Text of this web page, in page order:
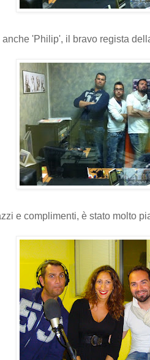
'Philip', il bravo regista
e complimenti, è stato molto